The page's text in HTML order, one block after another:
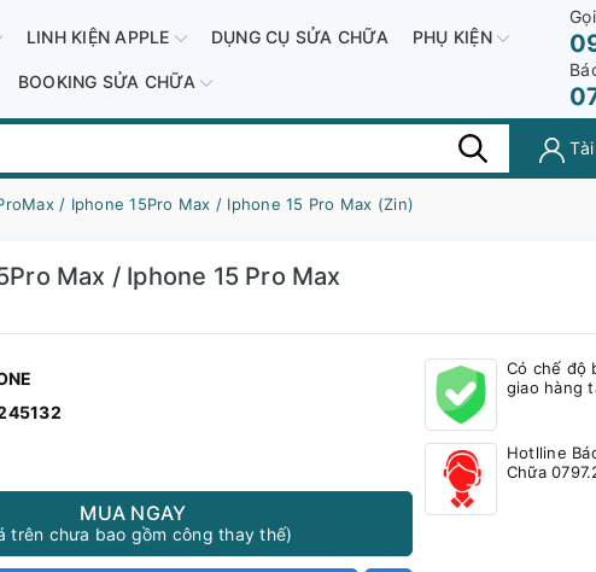
LINH KIỆN APPLE DỤNG CỤ SỬA CHỮA PHỤ KIỆN
BOOKING SỬA CHỮA
/ Iphone 15Pro Max / Iphone 15 Pro Max (Zin)
Max / Iphone 15 Pro Max
MUA NGAY
trên chưa bao gồm công thay thế)
Có chế độ
giao hàng
Hotlline
Chữa